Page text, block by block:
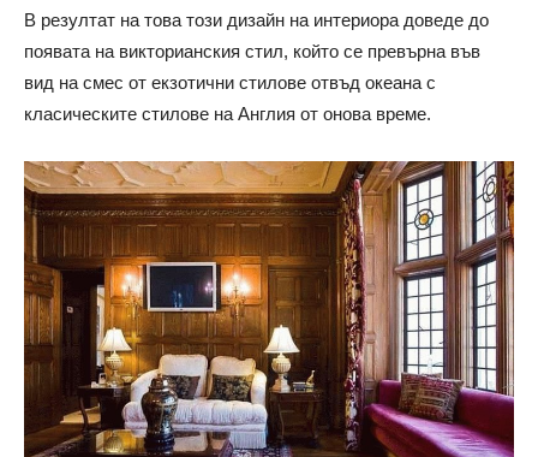
В резултат на това този дизайн на интериора доведе до
появата на викторианския стил, който се превърна във
вид на смес от екзотични стилове отвъд океана с
класическите стилове на Англия от онова време.